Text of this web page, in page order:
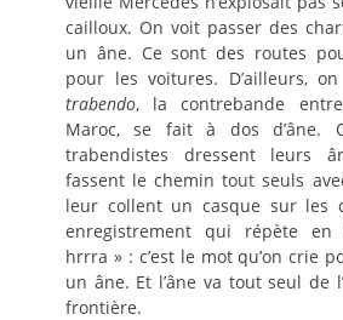
cailloux. On voit passer des
un âne. Ce sont des routes
pour les voitures. D’ailleurs,
trabendo, la contrebande
Maroc, se fait à dos d’âne.
trabendistes dressent leurs
fassent le chemin tout seuls
leur collent un casque sur les
enregistrement qui répète
hrrra » : c’est le mot qu’on crie
un âne. Et l’âne va tout seul de
frontière.